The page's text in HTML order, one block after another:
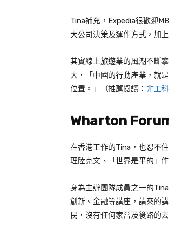
Tina補充， Expedia很歡迎
大公司決策及運作方式，加
其實線上旅遊業的風潮不斷
大，「中國的行動產業，就
位置。」（推薦閱讀： 非工
Wharton
在香港工作的Tina ，也忍不
理陸克文、「世界是平的」
身為主辦團隊成員之一的Tina
創新、金融等講座，請來的
民，沒有任何家當及後路的